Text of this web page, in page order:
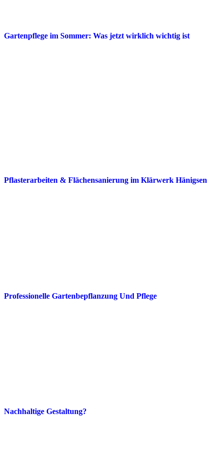
Gartenpflege im Sommer: Was jetzt wirklich wichtig ist
Pflasterarbeiten & Flächensanierung im Klärwerk Hänigsen
Professionelle Gartenbepflanzung Und Pflege
Nachhaltige Gestaltung?